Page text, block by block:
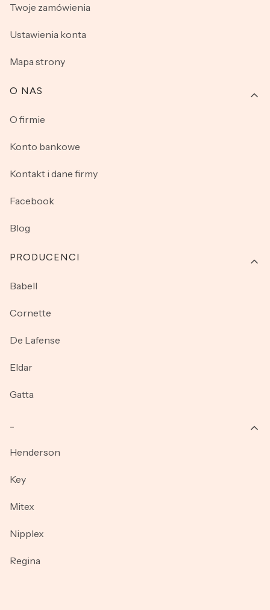
Twoje zamówienia
Ustawienia konta
Mapa strony
O NAS
O firmie
Konto bankowe
Kontakt i dane firmy
Facebook
Blog
PRODUCENCI
Babell
Cornette
De Lafense
Eldar
Gatta
Henderson
Key
Mitex
Nipplex
Regina